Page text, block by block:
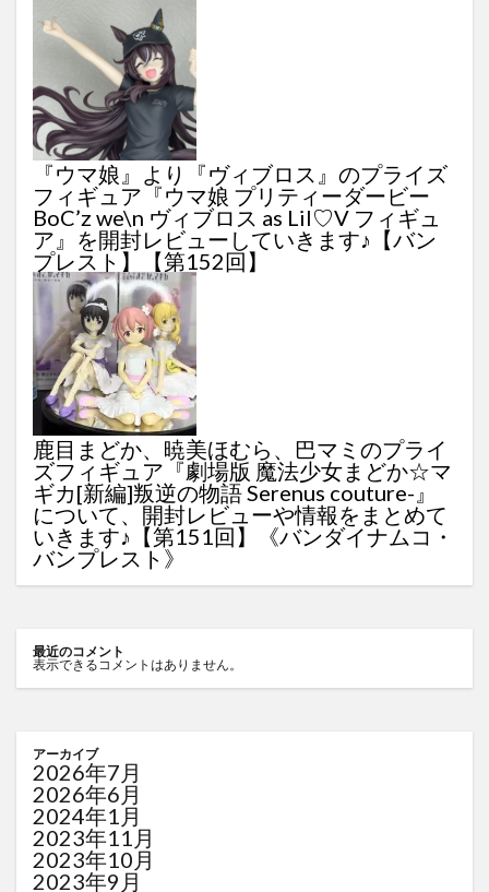
『ウマ娘』より『ヴィブロス』のプライズ
フィギュア『ウマ娘 プリティーダービー
BoC’z we\n ヴィブロス as Lil♡V フィギュ
ア』を開封レビューしていきます♪【バン
プレスト】【第152回】
鹿目まどか、暁美ほむら、巴マミのプライ
ズフィギュア『劇場版 魔法少女まどか☆マ
ギカ[新編]叛逆の物語 Serenus couture-』
について、開封レビューや情報をまとめて
いきます♪【第151回】《バンダイナムコ・
バンプレスト》
最近のコメント
表示できるコメントはありません。
アーカイブ
2026年7月
2026年6月
2024年1月
2023年11月
2023年10月
2023年9月